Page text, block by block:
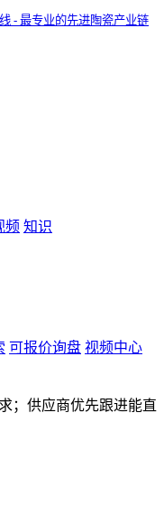
- 最专业的先进陶瓷产业链
频 知识
可报价询盘 视频中心
；供应商优先跟进能直